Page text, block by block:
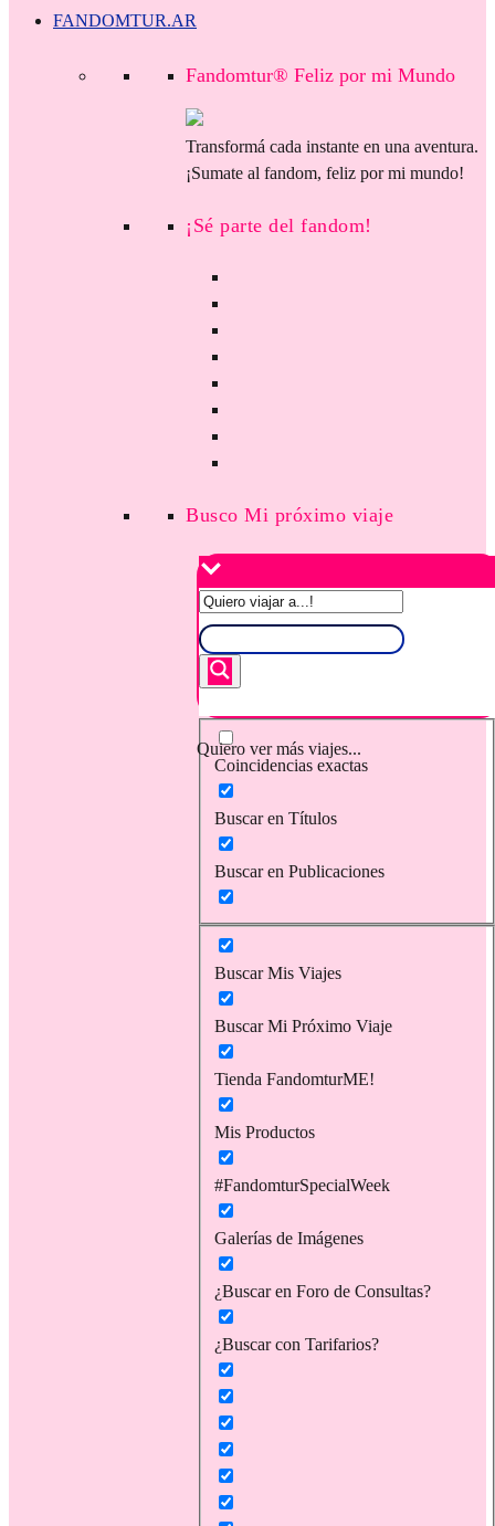
FANDOMTUR.AR
Fandomtur® Feliz por mi Mundo
Transformá cada instante en una aventura.
¡Sumate al fandom, feliz por mi mundo!
¡Sé parte del fandom!
Busco Mi próximo viaje
Quiero ver más viajes...
Coincidencias exactas
Buscar en Títulos
Buscar en Publicaciones
Buscar Mis Viajes
Buscar Mi Próximo Viaje
Tienda FandomturME!
Mis Productos
#FandomturSpecialWeek
Galerías de Imágenes
¿Buscar en Foro de Consultas?
¿Buscar con Tarifarios?